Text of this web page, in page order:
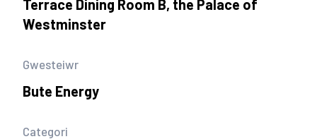
Terrace Dining Room B, the Palace of
Westminster
Gwesteiwr
Bute Energy
Categori